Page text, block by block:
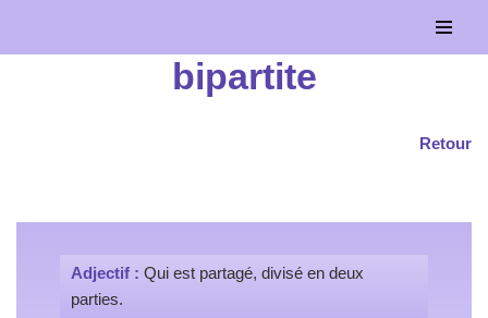
Aller
bipartite
Retour
Adjectif : Qui est partagé, divisé en deux
parties.